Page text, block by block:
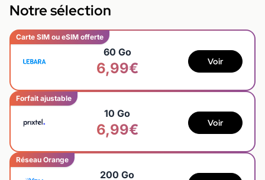
Notre sélection
Carte SIM ou eSIM offerte
60 Go
6,99€ Voir
Forfait ajustable
10 Go
6,99€ Voir
Réseau Orange
200 Go